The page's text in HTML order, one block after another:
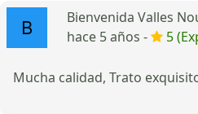
Bienvenida Valles
hace 5 años -
5
Mucha calidad, Trato